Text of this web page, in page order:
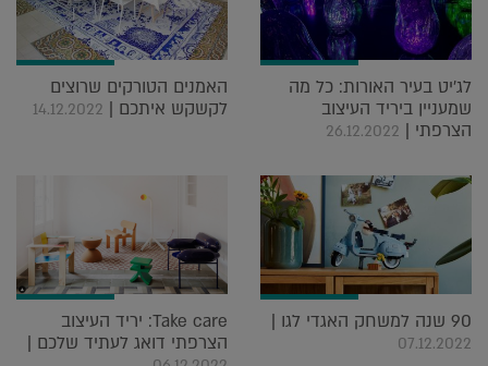
לג'יט בעיר האורות: כל מה
שמעניין ביריד העיצוב
הצרפתי | 26.12.2022
האמנים הטורקים שרוצים
לקשקש איתכם | 14.12.2022
90 שנה למשחק האגדי לגו |
07.12.2022
Take care: יריד העיצוב
הצרפתי דואג לעתיד שלכם |